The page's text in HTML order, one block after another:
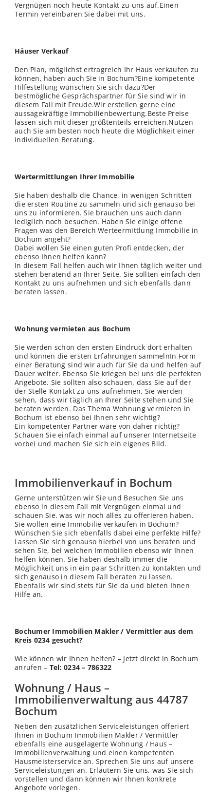
Vergnügen noch heute Kontakt zu uns auf.Einen
Termin vereinbaren Sie dabei mit uns.
Häuser Verkauf
Den Plan, möglichst ertragreich Ihr Haus verkaufen zu
können, haben auch Sie in Bochum?Eine kompetente
Hilfestellung wünschen Sie sich dazu?Der
bestmögliche Gesprächspartner für Sie sind wir in
diesem Fall mit Freude.Wir erstellen gerne eine
aussagekräftige Immobilienbewertung.Beste Preise
lassen sich mit dieser größtenteils erreichen.Nutzen
auch Sie am besten noch heute die Möglichkeit einer
individuellen Beratung.
Wertermittlungen Ihrer Immobilie
Sie haben deshalb die Chance, in wenigen Schritten
die ersten Routine zu sammeln und sich genauso bei
uns zu informieren. Sie brauchen uns auch dann
lediglich noch besuchen. Haben Sie einige offene
Fragen was den Bereich Werteermittlung Immobilie in
Bochum angeht?
Dabei wollen Sie einen guten Profi entdecken, der
ebenso Ihnen helfen kann?
In diesem Fall helfen auch wir Ihnen täglich weiter und
stehen beratend an Ihrer Seite. Sie sollten einfach den
Kontakt zu uns aufnehmen und sich ebenfalls dann
beraten lassen.
Wohnung vermieten aus Bochum
Sie werden schon den ersten Eindruck dort erhalten
und können die ersten Erfahrungen sammelnIn Form
einer Beratung sind wir auch für Sie da und helfen auf
Dauer weiter. Ebenso Sie kriegen bei uns die perfekten
Angebote. Sie sollten also schauen, dass Sie auf der
der Stelle Kontakt zu uns aufnehmen. Sie werden
sehen, dass wir täglich an Ihrer Seite stehen und Sie
beraten werden. Das Thema Wohnung vermieten in
Bochum ist ebenso bei Ihnen sehr wichtig?
Ein kompetenter Partner wäre von daher richtig?
Schauen Sie einfach einmal auf unserer Internetseite
vorbei und machen Sie sich ein eigenes Bild.
Immobilienverkauf in Bochum
Gerne unterstützen wir Sie und Besuchen Sie uns
ebenso in diesem Fall mit Vergnügen einmal und
schauen Sie, was wir noch alles zu offerieren haben.
Sie wollen eine Immobilie verkaufen in Bochum?
Wünschen Sie sich ebenfalls dabei eine perfekte Hilfe?
Lassen Sie sich genauso hierbei von uns beraten und
sehen Sie, bei welchen Immobilien ebenso wir Ihnen
helfen können. Sie haben deshalb immer die
Möglichkeit uns in ein paar Schritten zu kontakten und
sich genauso in diesem Fall beraten zu lassen.
Ebenfalls wir sind stets für Sie da und bieten Ihnen
Hilfe an.
Bochumer Immobilien Makler / Vermittler aus dem
Kreis 0234 gesucht?
Wie können wir Ihnen helfen? – Jetzt direkt in Bochum
anrufen – Tel: 0234 – 786322
Wohnung / Haus –
Immobilienverwaltung aus 44787
Bochum
Neben den zusätzlichen Serviceleistungen offeriert
Ihnen in Bochum Immobilien Makler / Vermittler
ebenfalls eine ausgelagerte Wohnung / Haus –
Immobilienverwaltung und einen kompetenten
Hausmeisterservice an. Sprechen Sie uns auf unsere
Serviceleistungen an. Erläutern Sie uns, was Sie sich
vorstellen und dann können wir Ihnen konkrete
Angebote vorlegen.